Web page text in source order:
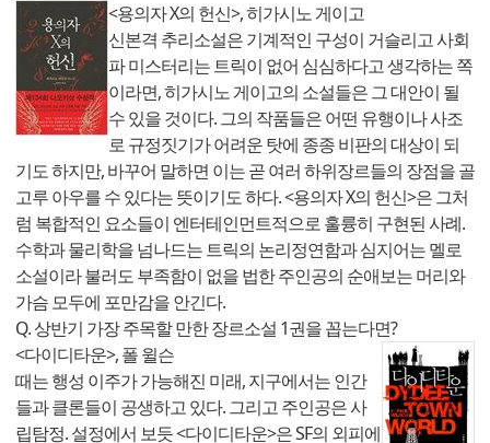
<용의자 X의 헌신>, 히가시노 게이고
신본격 추리소설은 기계적인 구성이 거슬리고 사회
파 미스터리는 트릭이 없어 심심하다고 생각하는 쪽
이라면, 히가시노 게이고의 소설들은 그 대안이 될
수 있을 것이다. 그의 작품들은 어떤 유행이나 사조
로 규정짓기가 어려운 탓에 종종 비판의 대상이 되
기도 하지만, 바꾸어 말하면 이는 곧 여러 하위장르들의 장점을 골
고루 아우를 수 있다는 뜻이기도 하다. <용의자 X의 헌신>은 그처
럼 복합적인 요소들이 엔터테인먼트적으로 훌륭히 구현된 사례.
수학과 물리학을 넘나드는 트릭의 논리정연함과 심지어는 멜로
소설이라 불러도 부족함이 없을 법한 주인공의 순애보는 머리와
가슴 모두에 포만감을 안긴다.
Q. 상반기 가장 주목할 만한 장르소설 1권을 꼽는다면?
<다이디타운>, 폴 윌슨
때는 행성 이주가 가능해진 미래, 지구에서는 인간
들과 클론들이 공생하고 있다. 그리고 주인공은 사
립탐정. 설정에서 보듯 <다이디타운>은 SF의 외피에